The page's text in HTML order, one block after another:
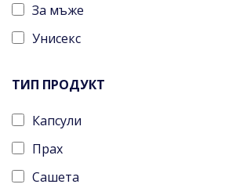
Умора и отпадналост
Фат-бърнъри
За мъже
Унисекс
ТИП ПРОДУКТ
Капсули
Прах
Сашета